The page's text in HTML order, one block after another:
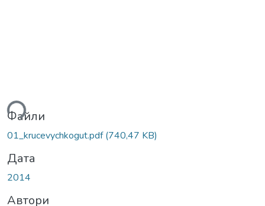
Файли
01_krucevychkogut.pdf(740,47 KB)
Дата
2014
Автори